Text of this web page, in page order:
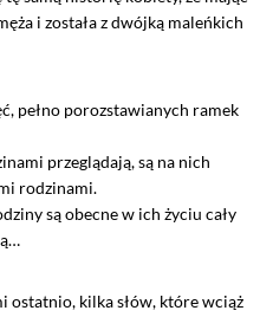
i została z dwójką maleńkich
pełno porozstawianych ramek
przeglądają, są na nich
rodzinami.
są obecne w ich życiu cały
ostatnio, kilka słów, które wciąż